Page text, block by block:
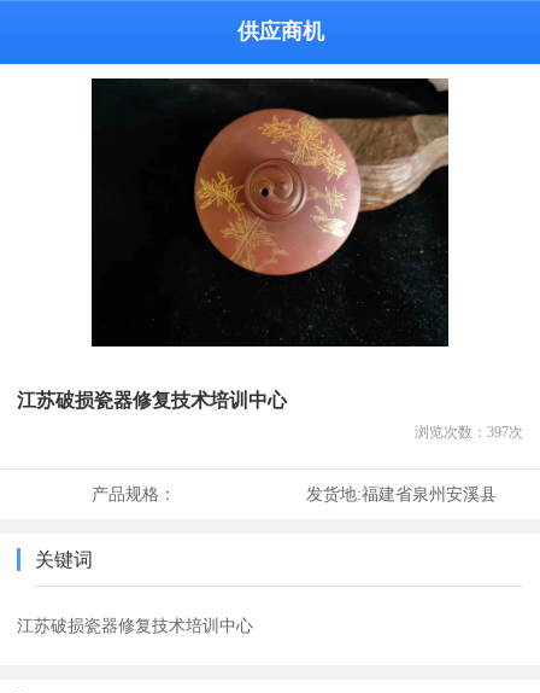
供应商机
江苏破损瓷器修复技术培训中心
浏览次数： 397次
产品规格： 发货地:福建省泉州安溪县
关键词
江苏破损瓷器修复技术培训中心